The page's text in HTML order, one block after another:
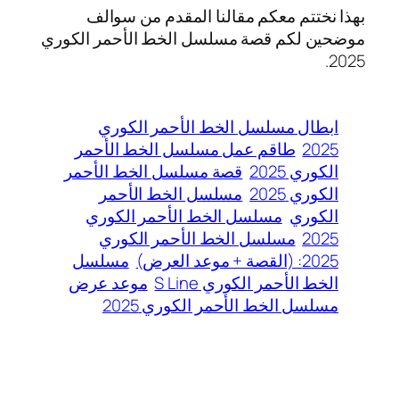
بهذا نختتم معكم مقالنا المقدم من سوالف
موضحين لكم قصة مسلسل الخط الأحمر الكوري
2025.
ابطال مسلسل الخط الأحمر الكوري
2025 طاقم عمل مسلسل الخط الأحمر
الكوري 2025
قصة مسلسل الخط الأحمر
الكوري 2025
مسلسل الخط الأحمر
الكوري مسلسل الخط الأحمر الكوري
2025 مسلسل الخط الأحمر الكوري
2025: (القصة + موعد العرض)
مسلسل
الخط الأحمر الكوري S Line
موعد عرض
مسلسل الخط الأحمر الكوري 2025